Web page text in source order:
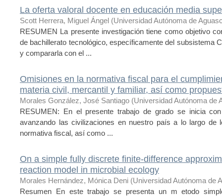
La oferta valoral docente en educación media
Scott Herrera, Miguel Ángel (Universidad Autónoma de
RESUMEN La presente investigación tiene como objetivo
de bachillerato tecnológico, específicamente del subsistema
y compararla con el ...
Omisiones en la normativa fiscal para el
materia civil, mercantil y familiar, así como
Morales González, José Santiago (Universidad Autónoma de
RESUMEN: En el presente trabajo de grado se inicia
avanzando las civilizaciones en nuestro país a lo largo
normativa fiscal, así como ...
On a simple fully discrete finite-difference
reaction model in microbial ecology
Morales Hernández, Mónica Deni (Universidad Autónoma de
Resumen En este trabajo se presenta un m etodo